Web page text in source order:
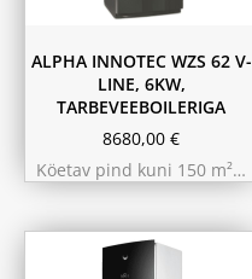
ALPHA INNOTEC WZS 62 V-
LINE, 6KW,
TARBEVEEBOILERIGA
8680,00 €
Köetav pind kuni 150 m²…